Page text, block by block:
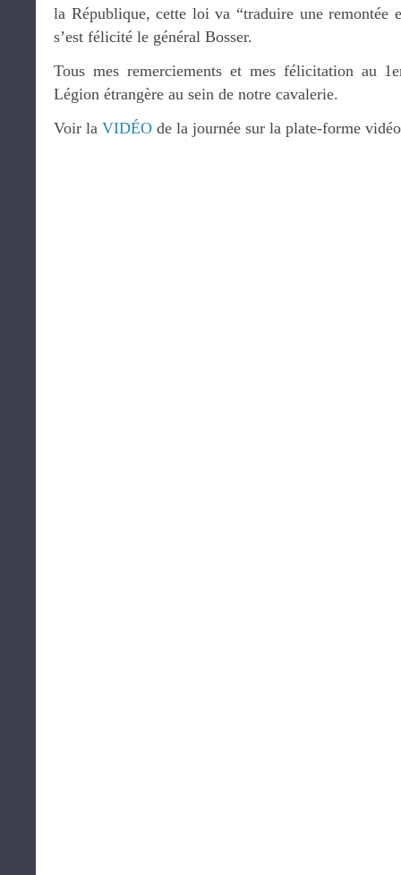
la République, cette loi va “traduire une remontée
s’est félicité le général Bosser.
Tous mes remerciements et mes félicitation au
Légion étrangère au sein de notre cavalerie.
Voir la VIDÉO de la journée sur la plate-forme